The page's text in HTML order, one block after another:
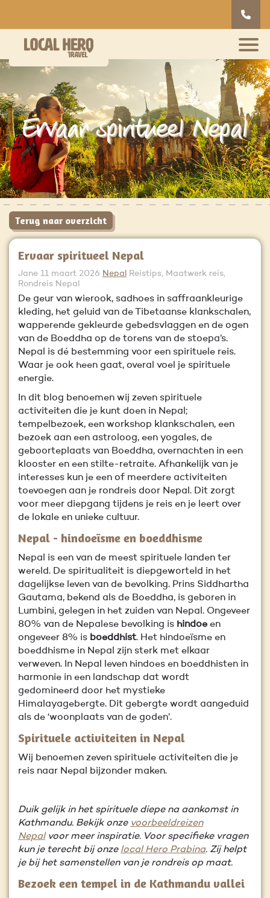
Ervaar spiritueel Nepal
Ervaar spiritueel Nepal
Jane 11 maart 2026 Nepal
Reistips, Maatwerk reis,
Rondreis Nepal
De geur van wierook, sadhoes in saffraankleurige
kleding, het geluid van de Tibetaanse klankschalen,
wapperende gekleurde gebedsvlaggen en de ogen
van de Boeddha op de torens van de stoepa’s.
Nepal is dé bestemming voor een spirituele reis.
Waar je ook heen gaat, overal voel je spirituele
energie.
In dit blog benoemen wij zeven spirituele
activiteiten die je kunt doen in Nepal;
tempelbezoek, een workshop klankschalen, een
bezoek aan een astroloog, een yogales, de
geboorteplaats van Boeddha, overnachten in een
klooster en een stilte-retraite. Afhankelijk van je
interesses kun je een of meerdere activiteiten
toevoegen aan je rondreis door Nepal. Dit zorgt
voor meer diepgang tijdens je reis en je leert over
de lokale en unieke cultuur.
Nepal - hindoeïsme en boeddhisme
Nepal is een van de meest spirituele landen ter
wereld. De spiritualiteit is diepgeworteld in het
dagelijkse leven van de bevolking. Prins Siddhartha
Gautama, bekend als de Boeddha, is geboren in
Lumbini, gelegen in het zuiden van Nepal. Ongeveer
80% van de Nepalese bevolking is hindoe en
ongeveer 8% is boeddhist. Het hindoeïsme en
boeddhisme in Nepal zijn sterk met elkaar
verweven. In Nepal leven hindoes en boeddhisten in
harmonie in een landschap dat wordt
gedomineerd door het mystieke
Himalayagebergte. Dit gebergte wordt aangeduid
als de ‘woonplaats van de goden’.
Spirituele activiteiten in Nepal
Wij benoemen zeven spirituele activiteiten die je
reis naar Nepal bijzonder maken.
Duik gelijk in het spirituele diepe na aankomst in
Kathmandu. Bekijk onze voorbeeldreizen
Nepalvoor meer inspiratie. Voor specifieke vragen
kun je terecht bij onze local Hero Prabina. Zij helpt
je bij het samenstellen van je rondreis op maat.
Bezoek een tempel in de Kathmandu vallei
Terug naar overzicht